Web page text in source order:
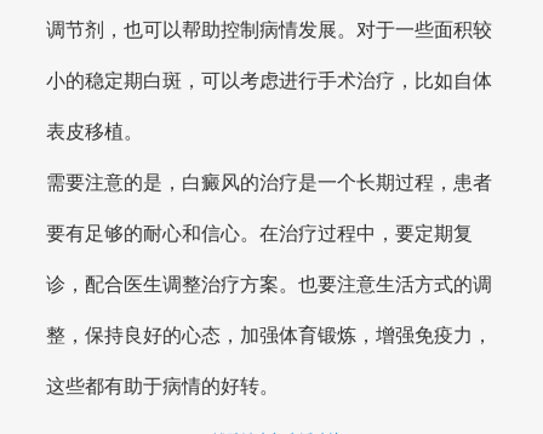
调节剂，也可以帮助控制病情发展。对于一些面积较
小的稳定期白斑，可以考虑进行手术治疗，比如自体
表皮移植。
需要注意的是，白癜风的治疗是一个长期过程，患者
要有足够的耐心和信心。在治疗过程中，要定期复
诊，配合医生调整治疗方案。也要注意生活方式的调
整，保持良好的心态，加强体育锻炼，增强免疫力，
这些都有助于病情的好转。